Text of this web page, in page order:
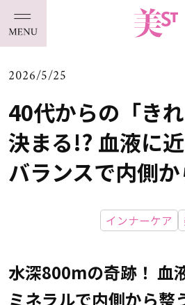
2026/5/25
40代からの「き
決まる!? 血液に
バランスで内側か
インナーケア
水深800mの奇跡！ 血
ミネラルで内側から整